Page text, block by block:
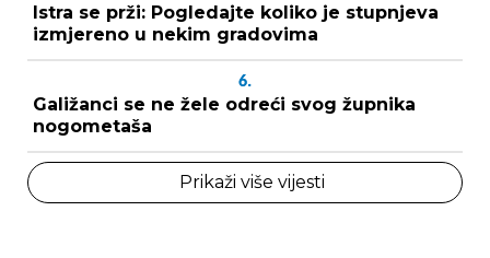
Istra se prži: Pogledajte koliko je stupnjeva
izmjereno u nekim gradovima
6.
Galižanci se ne žele odreći svog župnika
nogometaša
Prikaži više vijesti